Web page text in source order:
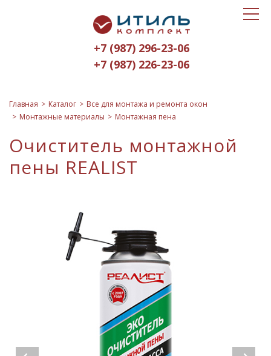
Итиль-
Комплект
logo
+7 (987) 296-23-06
+7 (987) 226-23-06
Toggle
Главная Каталог
Все для монтажа и ремонта окон
Монтажные материалы
Монтажная пена
Очиститель монтажной
пены REALIST